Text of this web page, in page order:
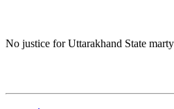
No justice for Uttarakhand State